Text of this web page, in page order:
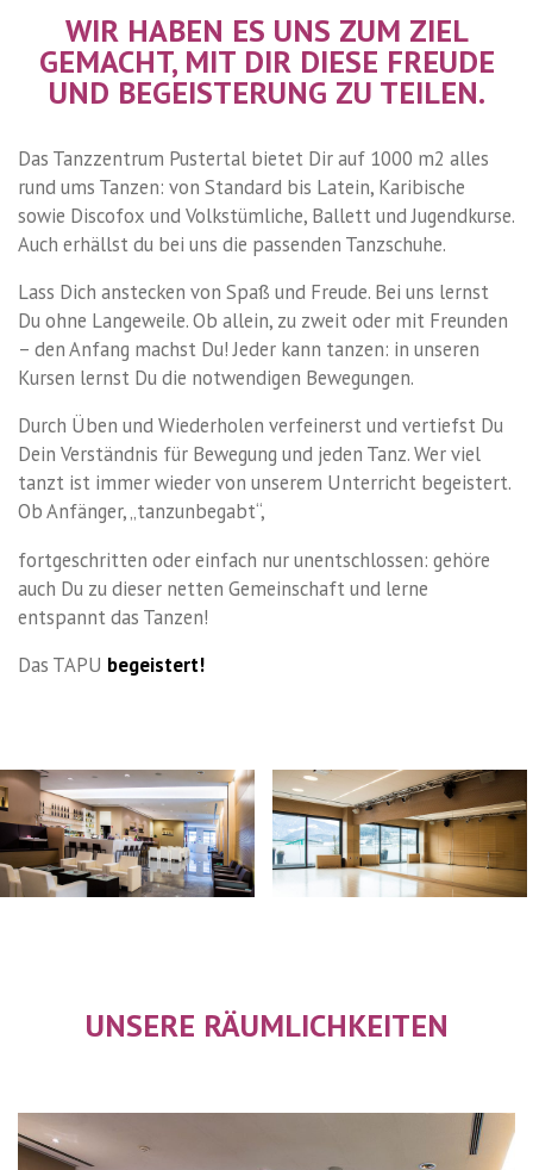
WIR HABEN ES UNS ZUM ZIEL
GEMACHT, MIT DIR DIESE FREUDE
UND BEGEISTERUNG ZU TEILEN.
Das Tanzzentrum Pustertal bietet Dir auf 1000 m2 alles
rund ums Tanzen: von Standard bis Latein, Karibische
sowie Discofox und Volkstümliche, Ballett und Jugendkurse.
Auch erhällst du bei uns die passenden Tanzschuhe.
Lass Dich anstecken von Spaß und Freude. Bei uns lernst
Du ohne Langeweile. Ob allein, zu zweit oder mit Freunden
– den Anfang machst Du! Jeder kann tanzen: in unseren
Kursen lernst Du die notwendigen Bewegungen.
Durch Üben und Wiederholen verfeinerst und vertiefst Du
Dein Verständnis für Bewegung und jeden Tanz. Wer viel
tanzt ist immer wieder von unserem Unterricht begeistert.
Ob Anfänger, „tanzunbegabt“,
fortgeschritten oder einfach nur unentschlossen: gehöre
auch Du zu dieser netten Gemeinschaft und lerne
entspannt das Tanzen!
Das TAPU begeistert!
UNSERE RÄUMLICHKEITEN